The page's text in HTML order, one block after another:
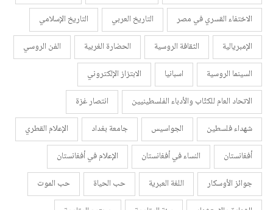
الاختفاء القسري في مصر
التاريخ العربي
التاريخ الإسلامي
الإمبريالية
الثقافة الروسية الحضارة الغربية
الفن الروسي
السينما الروسية
اسبانيا
الابتزاز الإلكتروني
الاتحاد العام للكتّاب والأدباء الفلسطينيين
انتصار غزة
شهداء فلسطين
الجواسيس جامعة بغداد
الإعلام القطري
أفغانستان
النساء في أفغانستان
الإعلام في أفغانستان
جوائز الأوسكار
اللغة العبرية حب الحياة
حب الموت